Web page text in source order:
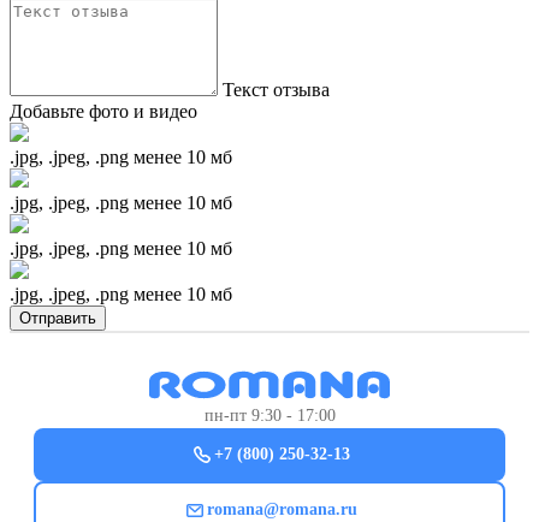
Текст отзыва
Добавьте фото и видео
.jpg, .jpeg, .png менее 10 мб
.jpg, .jpeg, .png менее 10 мб
.jpg, .jpeg, .png менее 10 мб
.jpg, .jpeg, .png менее 10 мб
Отправить
пн-пт 9:30 - 17:00
+7 (800) 250-32-13
romana@romana.ru